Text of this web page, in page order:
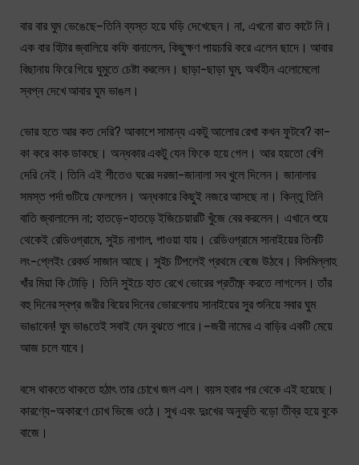
বার বার ঘুম ভেঙেছে–তিনি ব্যস্ত হয়ে ঘড়ি দেখেছেন। না, এখনো রাত কাটে নি।
এক বার হিটার জ্বালিয়ে কফি বানালেন, কিছুক্ষণ পায়চারি করে এলেন ছাদে। আবার
বিছানায় ফিরে গিয়ে ঘুমুতে চেষ্টা করলেন। ছাড়া-ছাড়া ঘুম, অর্থহীন এলোমেলো
স্বপ্ন দেখে আবার ঘুম ভাঙল।
ভোর হতে আর কত দেরি? আকাশে সামান্য একটু আলোর রেখা কখন ফুটবে? কা-
কা করে কাক ডাকছে। অন্ধকার একটু যেন ফিকে হয়ে গেল। আর হয়তো বেশি
দেরি নেই। তিনি এই শীতেও ঘরের দরজা-জানালা সব খুলে দিলেন। জানালার
সমস্ত পর্দা গুটিয়ে ফেললেন। অন্ধকারে কিছুই নজরে আসছে না। কিন্তু তিনি
বাতি জ্বালালেন না; হাতড়ে-হাতড়ে ইজিচেয়ারটি খুঁজে বের করলেন। এখানে শুয়ে
থেকেই রেডিওগ্রামে, সুইচ নাগাল, পাওয়া যায়। রেডিওগ্রামে সানাইয়ের তিনটি
লং-প্লেইং রেকর্ড সাজান আছে। সুইচ টিপলেই প্রথমে বেজে উঠবে। বিসমিল্লাহ
খাঁর মিয়া কি টোড়ি। তিনি সুইচে হাত রেখে ভোরের প্রতীক্ষ্ণ করতে লাগলেন। তাঁর
বহু দিনের স্বপ্র জরীর বিয়ের দিনের ভোরবেলায় সানাইয়ের সুর শুনিয়ে সবার ঘুম
ভাঙাবেন! ঘুম ভাঙতেই সবাই যেন বুঝতে পারে।–জরী নামের এ বাড়ির একটি মেয়ে
আজ চলে যাবে।
বসে থাকতে থাকতে হঠাৎ তার চোখে জল এল। বয়স হবার পর থেকে এই হয়েছে।
কারণ্যে-অকারণে চোখ ভিজে ওঠে। সুখ এবং দুঃখের অনুভূতি বড়ো তীব্র হয়ে বুকে
বাজে।